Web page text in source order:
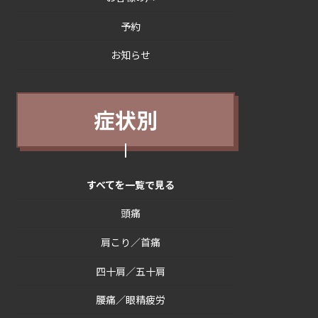
予約
お知らせ
症状別
すべてを一覧で見る
頭痛
肩こり／首痛
四十肩／五十肩
腰痛／眼精疲労